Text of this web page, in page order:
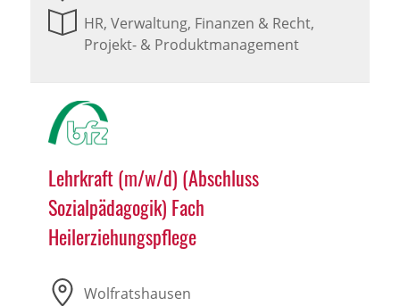
HR, Verwaltung, Finanzen & Recht,
Projekt- & Produktmanagement
Lehrkraft (m/w/d) (Abschluss
Sozialpädagogik) Fach
Heilerziehungspflege
Wolfratshausen